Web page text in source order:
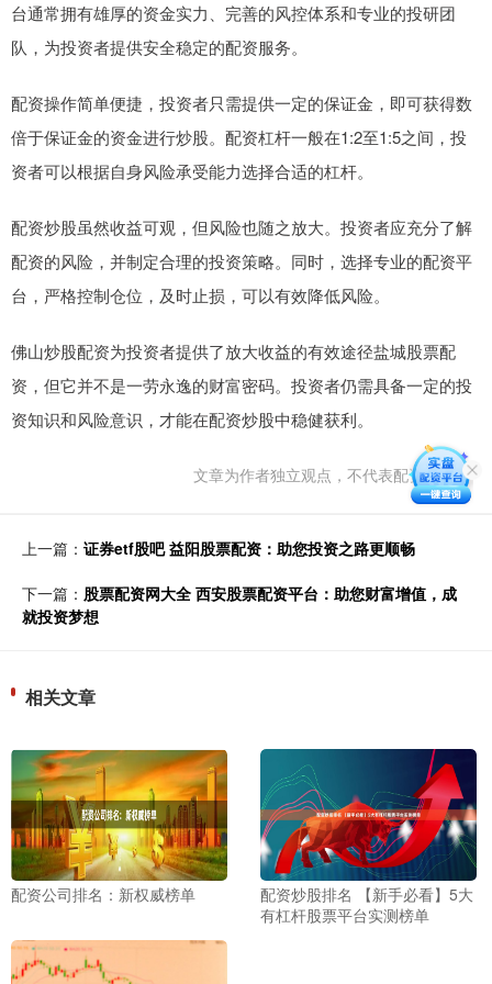
台通常拥有雄厚的资金实力、完善的风控体系和专业的投研团
队，为投资者提供安全稳定的配资服务。
配资操作简单便捷，投资者只需提供一定的保证金，即可获得数
倍于保证金的资金进行炒股。配资杠杆一般在1:2至1:5之间，投
资者可以根据自身风险承受能力选择合适的杠杆。
配资炒股虽然收益可观，但风险也随之放大。投资者应充分了解
配资的风险，并制定合理的投资策略。同时，选择专业的配资平
台，严格控制仓位，及时止损，可以有效降低风险。
佛山炒股配资为投资者提供了放大收益的有效途径盐城股票配
资，但它并不是一劳永逸的财富密码。投资者仍需具备一定的投
资知识和风险意识，才能在配资炒股中稳健获利。
文章为作者独立观点，不代表配资网观点
上一篇： 证券etf股吧 益阳股票配资：助您投资之路更顺畅
下一篇： 股票配资网大全 西安股票配资平台：助您财富增值，成
就投资梦想
相关文章
配资公司排名：新权威榜单
配资炒股排名 【新手必看】5大
有杠杆股票平台实测榜单